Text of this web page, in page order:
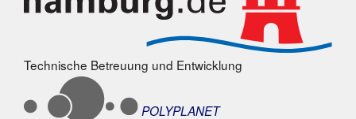
Technische Betreuung und Entwicklung
POLYPLANET